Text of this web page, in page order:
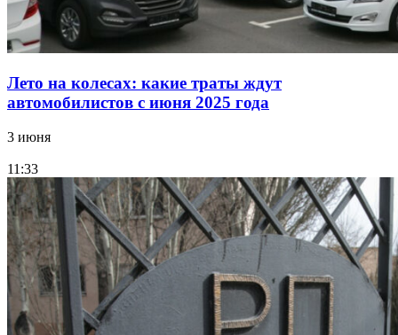
Лето на колесах: какие траты ждут
автомобилистов с июня 2025 года
3 июня
11:33